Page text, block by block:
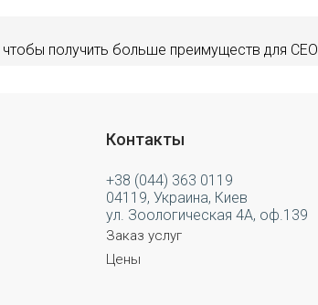
получить больше преимуществ для СЕО
Контакты
+38 (044) 363 0119
04119, Украина, Киев
ул. Зоологическая 4А, оф.139
Заказ услуг
Цены